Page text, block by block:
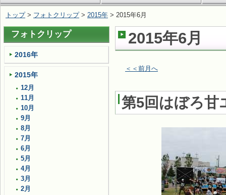
ン
を
ば
す
トップ> フォトクリップ> 2015年 > 2015年6月
2015年6月
＜＜前月へ
第5回はぼろ甘
フォトクリップ
2016年
2015年
12月
11月
10月
9月
8月
7月
6月
5月
4月
3月
2月